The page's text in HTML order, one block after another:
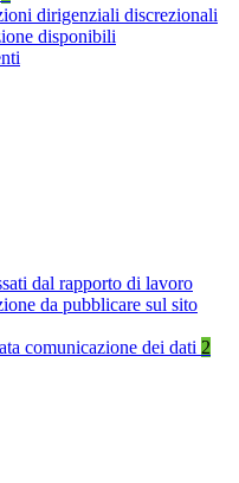
dirigenziali discrezionali
disponibili
dal rapporto di lavoro
da pubblicare sul sito
comunicazione dei dati 2